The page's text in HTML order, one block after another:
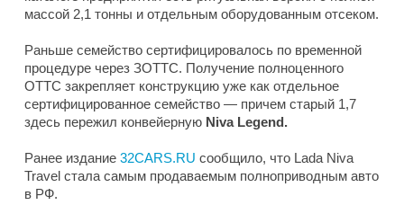
массой 2,1 тонны и отдельным оборудованным отсеком.
Раньше семейство сертифицировалось по временной
процедуре через ЗОТТС. Получение полноценного
ОТТС закрепляет конструкцию уже как отдельное
сертифицированное семейство — причем старый 1,7
здесь пережил конвейерную Niva Legend.
Ранее издание 32CARS.RU сообщило, что Lada Niva
Travel стала самым продаваемым полноприводным авто
в РФ.